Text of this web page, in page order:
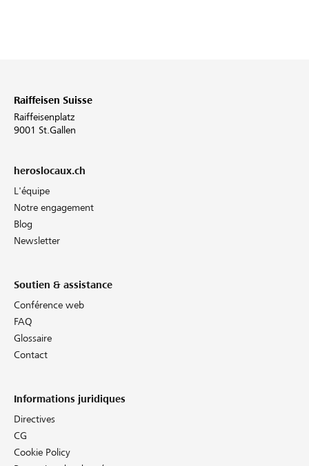
Raiffeisen Suisse
Raiffeisenplatz
9001 St.Gallen
heroslocaux.ch
L'équipe
Notre engagement
Blog
Newsletter
Soutien & assistance
Conférence web
FAQ
Glossaire
Contact
Informations juridiques
Directives
CG
Cookie Policy